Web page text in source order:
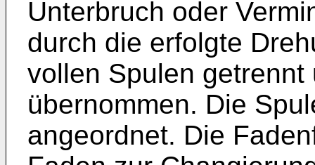
Unterbruch oder
durch die erfolgte
vollen Spulen
übernommen. Die
angeordnet. Die